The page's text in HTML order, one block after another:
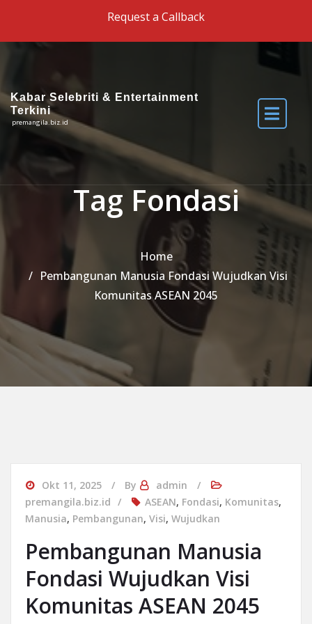
Request a Callback
Kabar Selebriti & Entertainment
Terkini
premangila.biz.id
Tag Fondasi
Home
Pembangunan Manusia Fondasi Wujudkan Visi
Komunitas ASEAN 2045
Okt 11, 2025 By
admin
premangila.biz.id
ASEAN, Fondasi, Komunitas,
Manusia, Pembangunan, Visi, Wujudkan
Pembangunan Manusia
Fondasi Wujudkan Visi
Komunitas ASEAN 2045